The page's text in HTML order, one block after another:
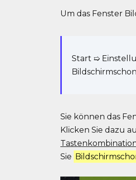
Um das Fenster
Start ➯
Sie können das
Klicken Sie dazu
Sie